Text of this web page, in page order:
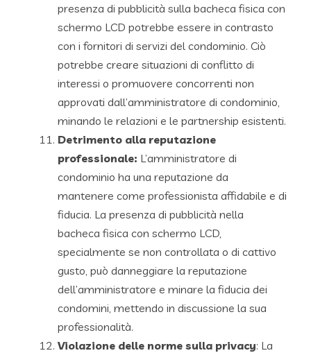
presenza di pubblicità sulla bacheca fisica con
schermo LCD potrebbe essere in contrasto
con i fornitori di servizi del condominio. Ciò
potrebbe creare situazioni di conflitto di
interessi o promuovere concorrenti non
approvati dall’amministratore di condominio,
minando le relazioni e le partnership esistenti.
Detrimento alla reputazione
professionale: L’amministratore di
condominio ha una reputazione da
mantenere come professionista affidabile e di
fiducia. La presenza di pubblicità nella
bacheca fisica con schermo LCD,
specialmente se non controllata o di cattivo
gusto, può danneggiare la reputazione
dell’amministratore e minare la fiducia dei
condomini, mettendo in discussione la sua
professionalità.
Violazione delle norme sulla privacy: La